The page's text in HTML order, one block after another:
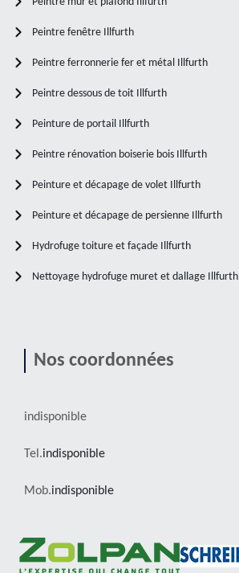
Peintre fenêtre Illfurth
Peintre ferronnerie fer et métal Illfurth
Peintre dessous de toit Illfurth
Peinture de portail Illfurth
Peintre rénovation boiserie bois Illfurth
Peinture et décapage de volet Illfurth
Peinture et décapage de persienne Illfurth
Hydrofuge toiture et façade Illfurth
Nettoyage hydrofuge muret et dallage Illfurth
Nos coordonnées
indisponible
Tel.indisponible
Mob.indisponible